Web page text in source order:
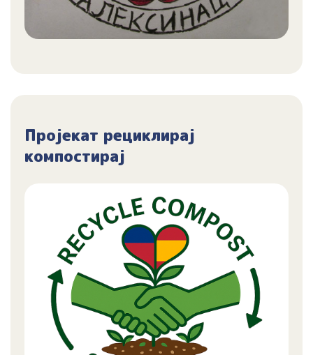
Пројекат рециклирај
компостирај